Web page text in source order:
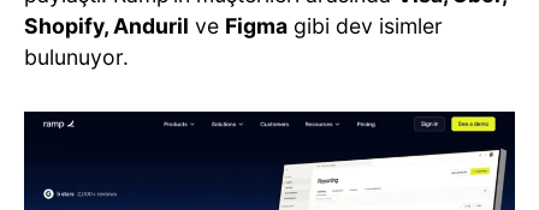
Shopify, Anduril ve Figma gibi dev isimler
bulunuyor.